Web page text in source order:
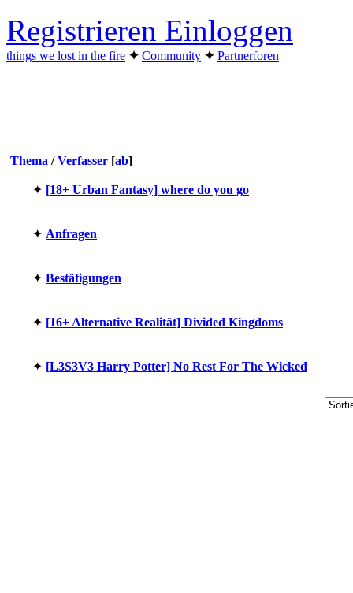
Registrieren Einloggen
things we lost in the fire ✦︎ Community ✦︎ Partnerforen
Thema /Verfasser [ab]
✦︎ [18+ Urban Fantasy] where do you go
✦︎ Anfragen
✦︎ Bestätigungen
✦︎ [16+ Alternative Realität] Divided Kingdoms
✦︎ [L3S3V3 Harry Potter] No Rest For The Wicked